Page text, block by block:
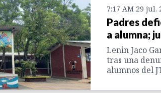
7:17 AM 29 jul.
Padres
a alumna;
Lenin Jaco
tras una
alumnos del